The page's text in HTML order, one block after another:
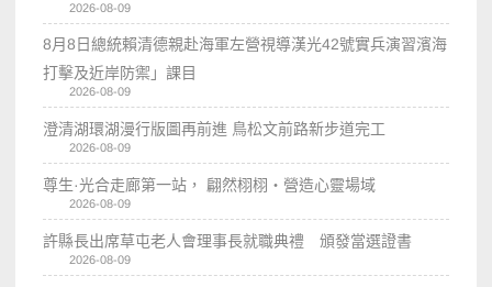
2026-08-09
8月8日總統賴清德親赴海軍左營視導漢光42號實兵演習濱海
打擊及近岸防禦」課目
2026-08-09
澄清湖環湖漫行版圖再前進 鳥松文前路新步道完工
2026-08-09
尊生·光合走廊第一站， 翩然栩栩・營造心靈場域
2026-08-09
許縣長出席草屯老人會理事長就職典禮 頒發當選證書
2026-08-09